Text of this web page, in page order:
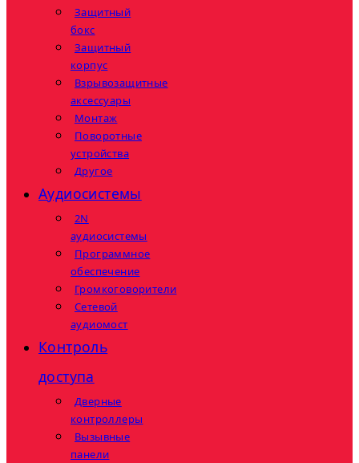
Защитный
бокс
Защитный
корпус
Взрывозащитные
аксессуары
Монтаж
Поворотные
устройства
Другое
Аудиосистемы
2N
аудиосистемы
Программное
обеспечение
Громкоговорители
Сетевой
аудиомост
Контроль
доступа
Дверные
контроллеры
Вызывные
панели